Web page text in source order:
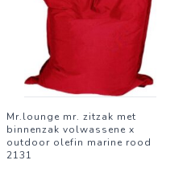
Mr.lounge mr. zitzak met
binnenzak volwassene x
outdoor olefin marine rood
2131